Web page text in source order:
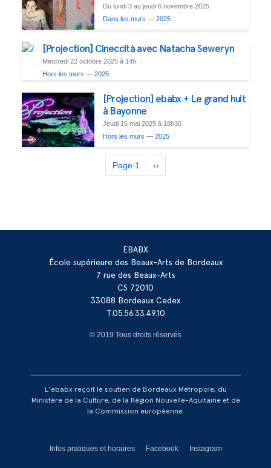
Du lundi 3 au jeudi 6 novembre 2025
Dans les murs — 2025
[Projection] Cineccità avec Natacha Seweryn
Mercredi 22 octobre 2025 à 14h
Hors les murs — 2025
[Projection] ebabx + Le grand huit
à Bayonne
Jeudi 15 mai 2025 à 18h30
Hors les murs — 2025
Pagination
Page 1
Page
suivante
››
EBABX
École supérieure des Beaux-Arts de Bordeaux
7 rue des Beaux-Arts
CS 72010
33088 Bordeaux Cedex
T.05.56.33.49.10
© 2019 Tous droits réservés
L'ebabx reçoit le soutien de Bordeaux Métropole, du
Ministère de la Culture, de la Région Nouvelle-Aquitaine et de
la Commission européenne.
Réseaux footer
Infos pratiques et horaires Facebook Instagram